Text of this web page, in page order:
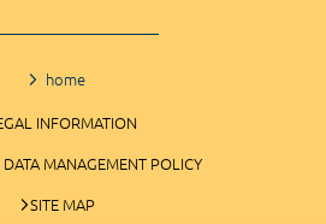
home
INFORMATION
DATA MANAGEMENT POLICY
SITE MAP